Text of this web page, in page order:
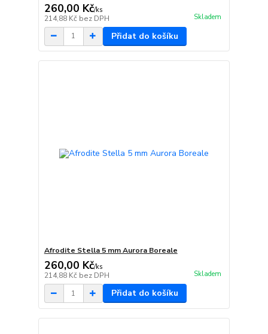
260,00 Kč/ks
214,88 Kč bez DPH Skladem
Přidat do košíku
Afrodite Stella 5 mm Aurora Boreale
260,00 Kč/ks
214,88 Kč bez DPH Skladem
Přidat do košíku